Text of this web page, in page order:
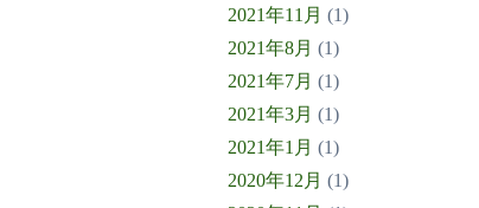
2021年11月 (1)
2021年8月 (1)
2021年7月 (1)
2021年3月 (1)
2021年1月 (1)
2020年12月 (1)